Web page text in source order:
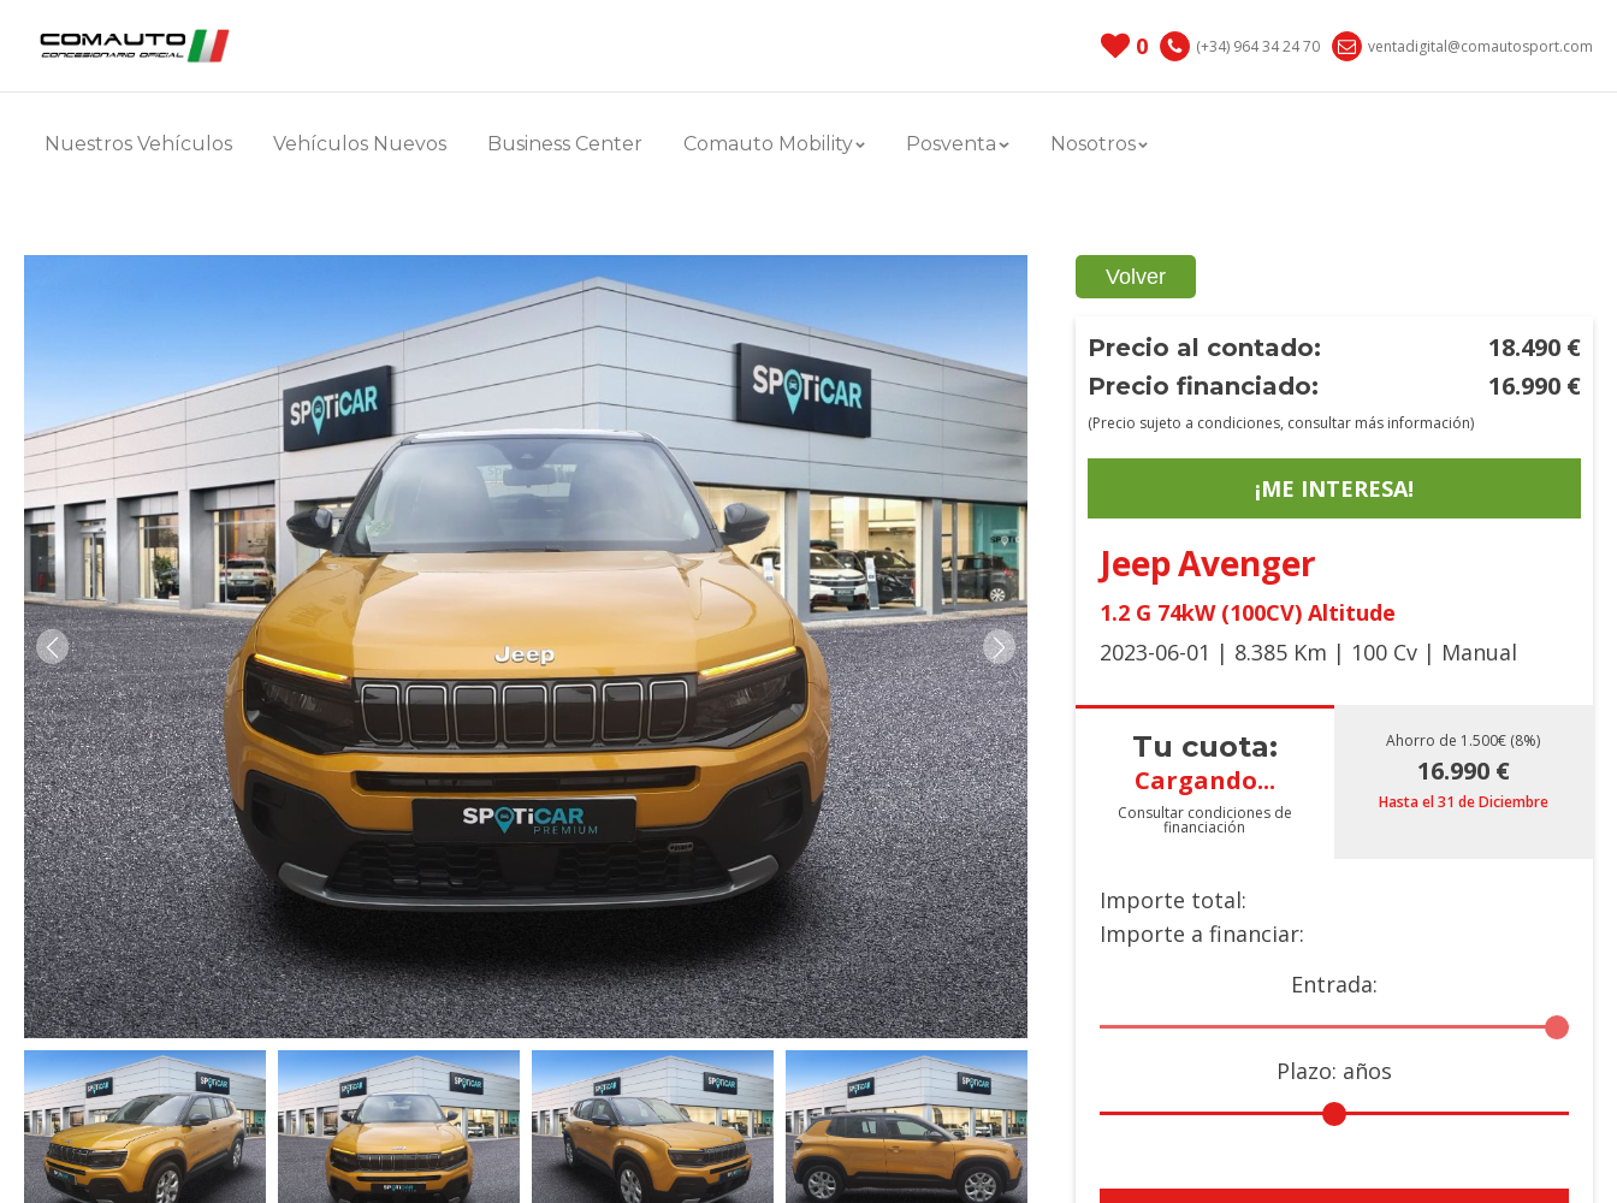
0 (+34) 964 34 24 70 ventadigital@comautosport.com
Nuestros Vehículos Vehículos Nuevos Business Center Comauto Mobility Posventa Nosotros
Volver
Precio al contado: 18.490 €
Precio financiado: 16.990 €
(Precio sujeto a condiciones, consultar más información)
¡ME INTERESA!
JeepAvenger
1.2 G 74kW (100CV) Altitude
2023-06-01 | 8.385 Km | 100 Cv | Manual
Tu cuota:
Cargando...
Consultar condiciones de
financiación
Ahorro de 1.500€ (8%)
16.990 €
Hasta el 31 de Diciembre
Importe total:
Importe a financiar:
Entrada:
Plazo: años